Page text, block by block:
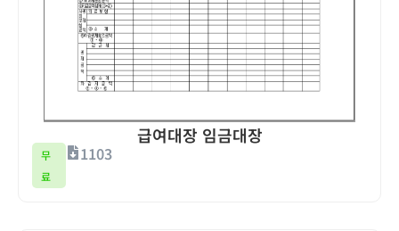
급여대장 임금대장
무
료
1103